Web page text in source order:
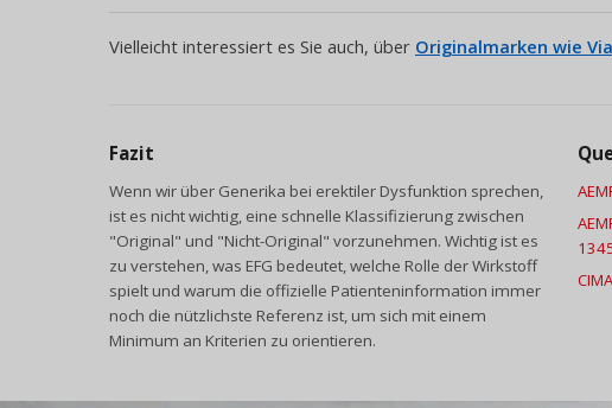
Vielleicht interessiert es Sie auch, über Originalmarken wie
Fazit
Wenn wir über Generika bei erektiler Dysfunktion sprechen,
ist es nicht wichtig, eine schnelle Klassifizierung zwischen
"Original" und "Nicht-Original" vorzunehmen. Wichtig ist es
zu verstehen, was EFG bedeutet, welche Rolle der Wirkstoff
spielt und warum die offizielle Patienteninformation immer
noch die nützlichste Referenz ist, um sich mit einem
Minimum an Kriterien zu orientieren.